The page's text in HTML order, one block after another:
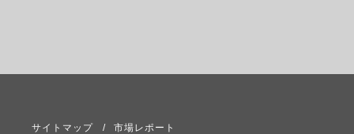
サイトマップ 市場レポート